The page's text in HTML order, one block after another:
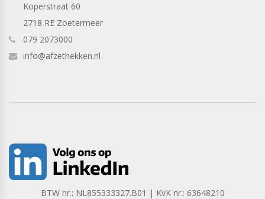
Koperstraat 60
2718 RE Zoetermeer
079 2073000
info@afzethekken.nl
BTW nr.: NL855333327.B01 | KvK nr.: 63648210